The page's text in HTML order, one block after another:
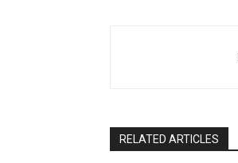
RELATED ARTICLES